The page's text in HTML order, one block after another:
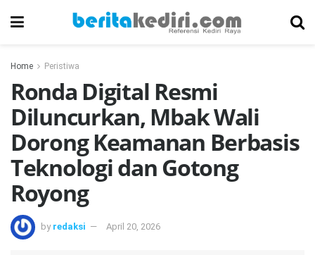
Home Peristiwa
Ronda Digital Resmi
Diluncurkan, Mbak Wali
Dorong Keamanan Berbasis
Teknologi dan Gotong
Royong
by redaksi April 20, 2026